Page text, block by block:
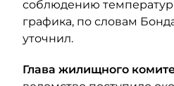
соблюдению
графика, по словам
уточнил.
Глава жилищного